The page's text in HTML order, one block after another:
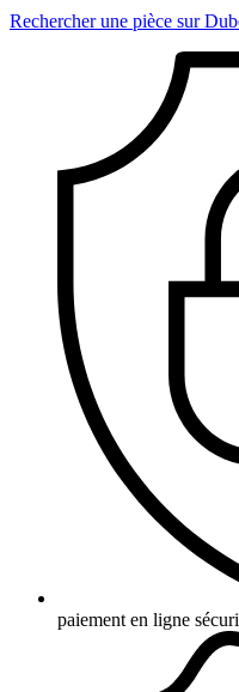
Rechercher une pièce sur
paiement en ligne